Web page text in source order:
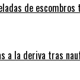
de
a la deriva tras